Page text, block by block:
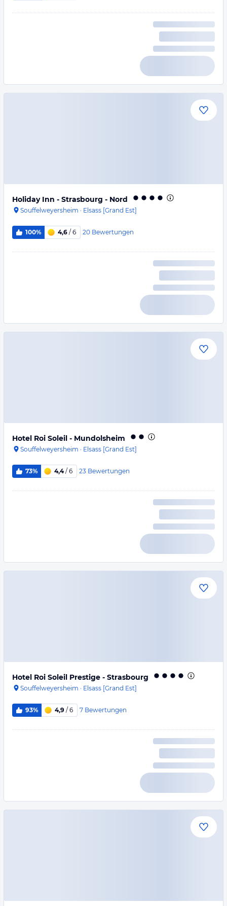
Holiday Inn - Strasbourg - Nord
Souffelweyersheim · Elsass [Grand Est]
100% 4,6 / 6 20 Bewertungen
Hotel Roi Soleil - Mundolsheim
Souffelweyersheim · Elsass [Grand Est]
73% 4,4/ 6 23 Bewertungen
Hotel Roi Soleil Prestige - Strasbourg
Souffelweyersheim · Elsass [Grand Est]
93% 4,9 / 6 7 Bewertungen